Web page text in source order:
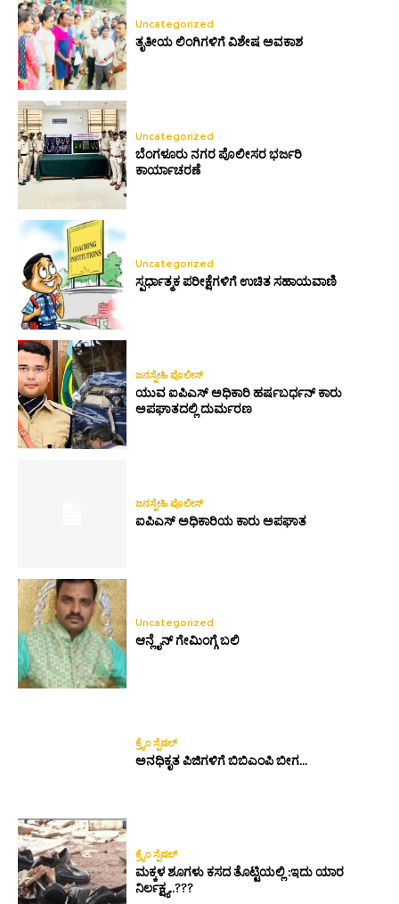
Uncategorized
ತೃತೀಯ ಲಿಂಗಿಗಳಿಗೆ ವಿಶೇಷ ಅವಕಾಶ
Uncategorized
ಬೆಂಗಳೂರು ನಗರ ಪೊಲೀಸರ ಭರ್ಜರಿ
ಕಾರ್ಯಾಚರಣೆ
Uncategorized
ಸ್ಪರ್ಧಾತ್ಮಕ ಪರೀಕ್ಷೆಗಳಿಗೆ ಉಚಿತ ಸಹಾಯವಾಣಿ
ಜನಸ್ನೇಹಿ ಪೊಲೀಸ್
ಯುವ ಐಪಿಎಸ್ ಅಧಿಕಾರಿ ಹರ್ಷಬರ್ಧನ್ ಕಾರು
ಅಪಘಾತದಲ್ಲಿ ದುರ್ಮರಣ
ಜನಸ್ನೇಹಿ ಪೊಲೀಸ್
ಐಪಿಎಸ್ ಅಧಿಕಾರಿಯ ಕಾರು ಅಪಘಾತ
Uncategorized
ಆನ್ಲೈನ್ ಗೇಮಿಂಗ್ಗೆ ಬಲಿ
ಕ್ರೈಂ ಸ್ಪೆಷಲ್
ಅನಧಿಕೃತ ಪಿಜಿಗಳಿಗೆ ಬಿಬಿಎಂಪಿ ಬೀಗ…
ಕ್ರೈಂ ಸ್ಪೆಷಲ್
ಮಕ್ಕಳ ಶೂಗಳು ಕಸದ ತೊಟ್ಟಿಯಲ್ಲಿ :ಇದು ಯಾರ
ನಿರ್ಲಕ್ಷ್ಯ..???